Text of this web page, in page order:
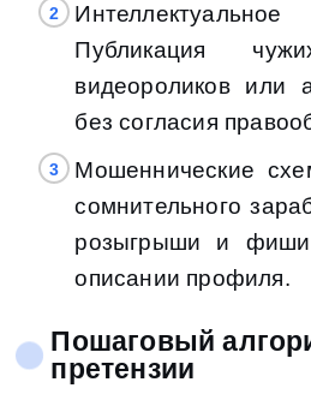
Публикация
видеороликов или
без согласия
Мошеннические
сомнительного
розыгрыши и
описании профиля.
Пошаговый
претензии